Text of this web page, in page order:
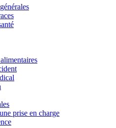
prise en charge